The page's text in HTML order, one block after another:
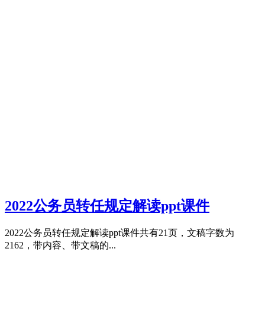
2022公务员转任规定解读ppt课件
2022公务员转任规定解读ppt课件共有21页，文稿字数为
2162，带内容、带文稿的...